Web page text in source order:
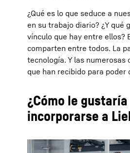
¿Qué es lo que seduce a
en su trabajo diario? ¿Y qué
vínculo que hay entre ellos?
comparten entre todos. La
tecnología. Y las numerosas
que han recibido para poder
¿Cómo le gustaría
incorporarse a